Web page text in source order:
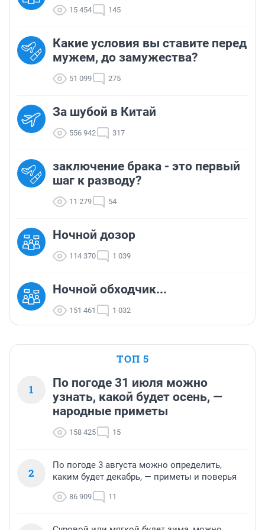
15 454 145
Какие условия вы ставите перед
мужем, до замужества?
51 099 275
За шубой в Китай
556 942 317
заключение брака - это первый
шаг к разводу?
11 279 54
Ночной дозор
114 370 1 039
Ночной обходчик...
151 461 1 032
ТОП 5
1
По погоде 31 июля можно
узнать, какой будет осень, —
народные приметы
158 425 15
2
По погоде 3 августа можно определить,
каким будет декабрь, — приметы и поверья
86 909 11